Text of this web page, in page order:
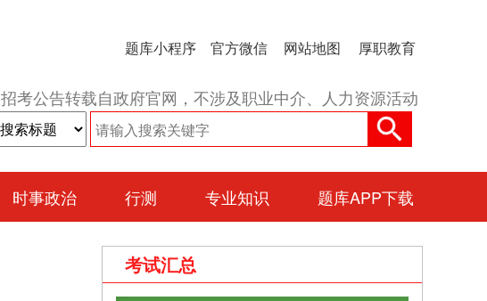
题库小程序 官方微信 网站地图 厚职教育
招考公告转载自政府官网，不涉及职业中介、人力资源活动
时事政治 行测 专业知识 题库APP下载
考试汇总